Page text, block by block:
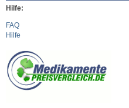
Hilfe:
FAQ
Hilfe